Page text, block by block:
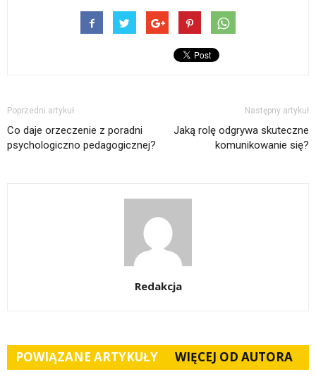
Poprzedni artykuł
Co daje orzeczenie z poradni
psychologiczno pedagogicznej?
Następny artykuł
Jaką rolę odgrywa skuteczne
komunikowanie się?
Redakcja
POWIĄZANE ARTYKUŁY WIĘCEJ OD AUTORA